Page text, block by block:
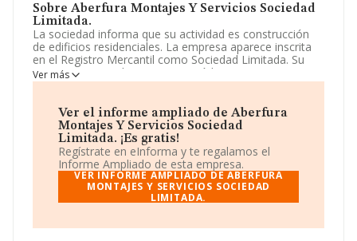
Sobre Aberfura Montajes Y Servicios Sociedad
Limitada.
La sociedad informa que su actividad es construcción
de edificios residenciales. La empresa aparece inscrita
en el Registro Mercantil como Sociedad Limitada. Su
CNAE corresponde a 4101 con código '%cnae%'. La
empresa no tiene actividad en mercados exteriores.
La empresa Aberfura Montajes y Servicios
Sociedad Limitada, con CIF B40565442, tiene su
domicilio social establecido en Avenida Albacete núm.
56, (46340), Requena, en Valencia, Comunidad
Valenciana.
Con los datos a disposición de INFORMA sobre 188.948
empresas pertenecientes al sector, en el ámbito
millones de euros y se estima que el promedio de la
Ver más
Ver el informe ampliado de Aberfura
Montajes Y Servicios Sociedad
Limitada. ¡Es gratis!
Regístrate en eInforma y te regalamos el
Informe Ampliado de esta empresa.
VER INFORME AMPLIADO DE ABERFURA
MONTAJES Y SERVICIOS SOCIEDAD
LIMITADA.